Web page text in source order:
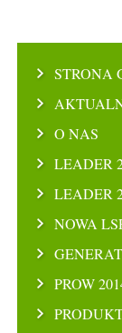
STRONA
O NAS
LEADER
LEADER
NOWA
PROW